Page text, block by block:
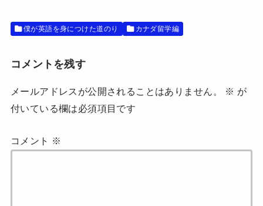
き
ま
し
い
ド
ウ
開
き
す
僕が英語を身につけた道のり カナダ留学編
コメントを残す
メールアドレスが公開されることはありません。 ※ が
付いている欄は必須項目です
コメント ※